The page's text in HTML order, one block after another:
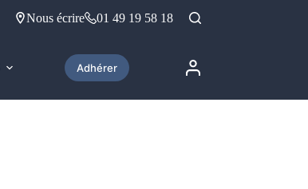
Nous écrire 01 49 19 58 18
Adhérer